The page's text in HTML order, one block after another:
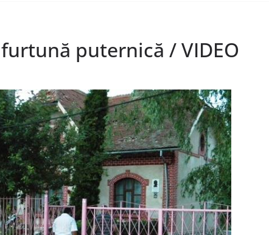
puternică / VIDEO